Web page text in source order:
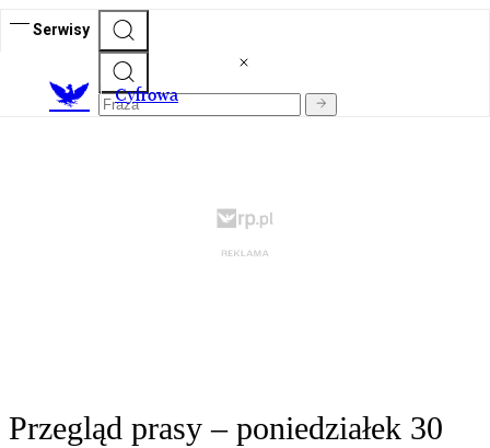
Serwisy
Cyfrowa
Przegląd prasy – poniedziałek 30